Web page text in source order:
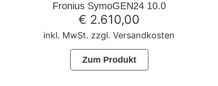
Fronius SymoGEN24 10.0
€ 2.610,00
inkl. MwSt. zzgl. Versandkosten
Zum Produkt